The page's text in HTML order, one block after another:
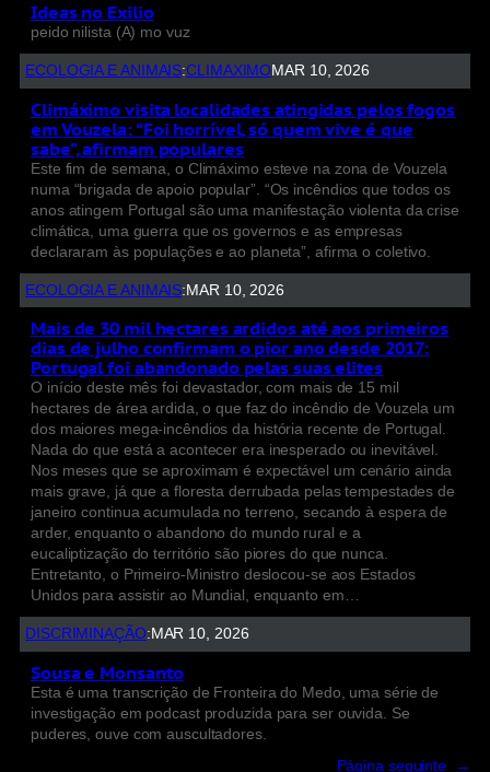
Ideas no Exilio
peido nilista (A) mo vuz
ECOLOGIA E ANIMAIS:CLIMAXIMOMAR 10, 2026
Climáximo visita localidades atingidas pelos fogos
em Vouzela: “Foi horrível, só quem vive é que
sabe”, afirmam populares
Este fim de semana, o Climáximo esteve na zona de Vouzela
numa “brigada de apoio popular”. “Os incêndios que todos os
anos atingem Portugal são uma manifestação violenta da crise
climática, uma guerra que os governos e as empresas
declararam às populações e ao planeta”, afirma o coletivo.
ECOLOGIA E ANIMAIS: MAR 10, 2026
Mais de 30 mil hectares ardidos até aos primeiros
dias de julho confirmam o pior ano desde 2017:
Portugal foi abandonado pelas suas elites
O início deste mês foi devastador, com mais de 15 mil
hectares de área ardida, o que faz do incêndio de Vouzela um
dos maiores mega-incêndios da história recente de Portugal.
Nada do que está a acontecer era inesperado ou inevitável.
Nos meses que se aproximam é expectável um cenário ainda
mais grave, já que a floresta derrubada pelas tempestades de
janeiro continua acumulada no terreno, secando à espera de
arder, enquanto o abandono do mundo rural e a
eucaliptização do território são piores do que nunca.
Entretanto, o Primeiro-Ministro deslocou-se aos Estados
Unidos para assistir ao Mundial, enquanto em…
DISCRIMINAÇÃO: MAR 10, 2026
Sousa e Monsanto
Esta é uma transcrição de Fronteira do Medo, uma série de
investigação em podcast produzida para ser ouvida. Se
puderes, ouve com auscultadores.
Página seguinte →